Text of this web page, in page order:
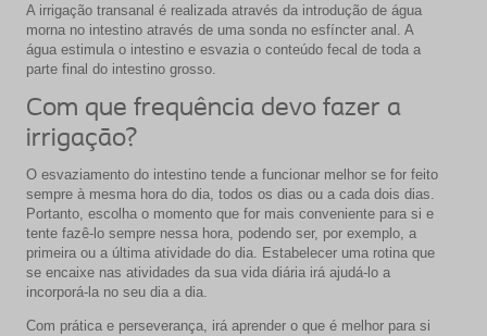
A irrigação transanal é realizada através da introdução de água
morna no intestino através de uma sonda no esfíncter anal. A
água estimula o intestino e esvazia o conteúdo fecal de toda a
parte final do intestino grosso.
Com que frequência devo fazer a
irrigação?
O esvaziamento do intestino tende a funcionar melhor se for feito
sempre à mesma hora do dia, todos os dias ou a cada dois dias.
Portanto, escolha o momento que for mais conveniente para si e
tente fazê-lo sempre nessa hora, podendo ser, por exemplo, a
primeira ou a última atividade do dia. Estabelecer uma rotina que
se encaixe nas atividades da sua vida diária irá ajudá-lo a
incorporá-la no seu dia a dia.
Com prática e perseverança, irá aprender o que é melhor para si